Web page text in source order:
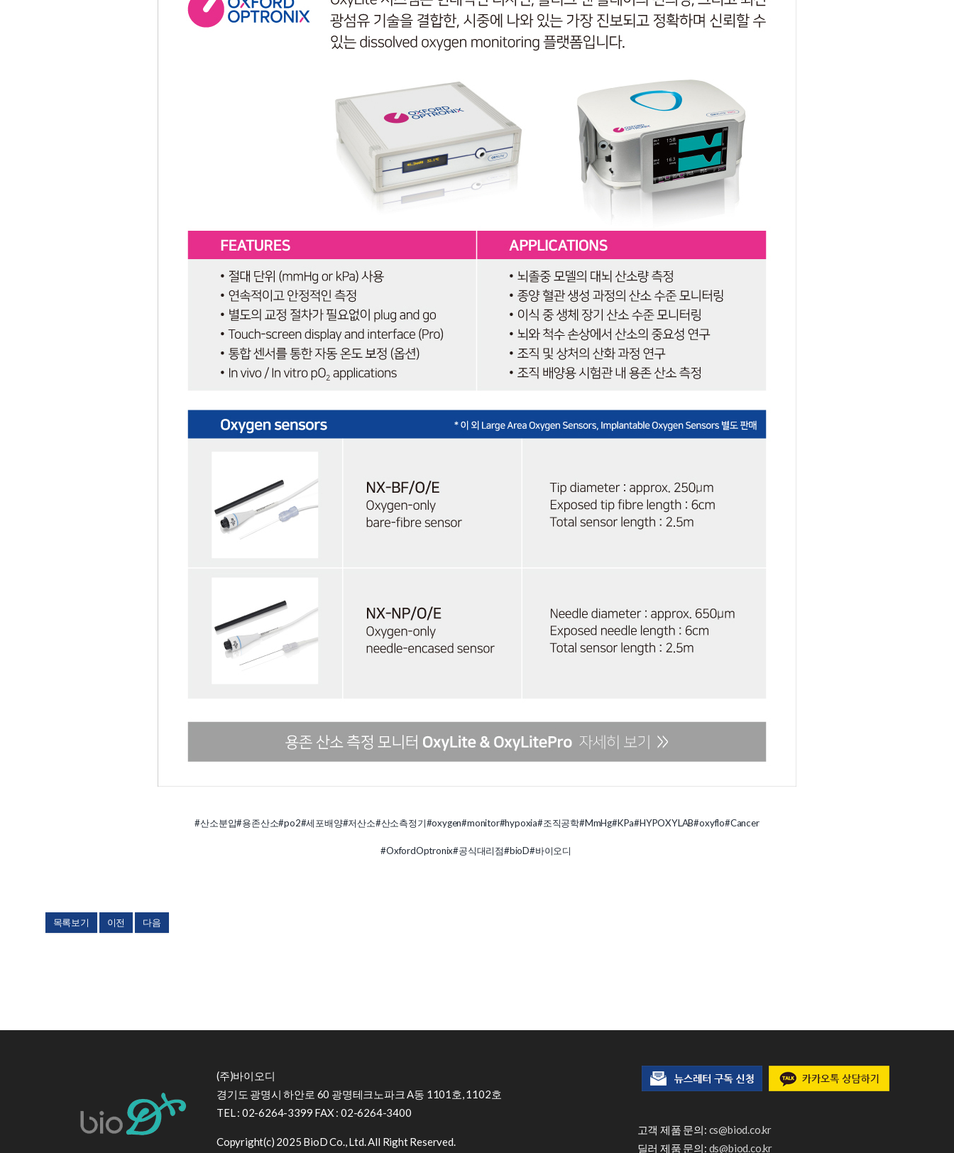
#산소분압#용존산소#po2#세포배양#저산소#산소측정기#oxygen#monitor#hypoxia#조직공학#MmHg#KPa#HYPOXYLAB#oxyflo#Cancer
#OxfordOptronix#공식대리점#bioD#바이오디
목록보기 이전 다음
(주)바이오디
경기도 광명시 하안로 60 광명테크노파크 A동 1101호, 1102호
TEL : 02-6264-3399 FAX : 02-6264-3400
Copyright(c) 2025 BioD Co., Ltd. All Right Reserved.
고객 제품 문의: cs@biod.co.kr
딜러 제품 문의: ds@biod.co.kr